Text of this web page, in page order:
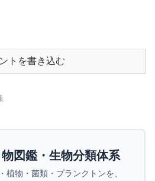
トを書き込む
図鑑・生物分類体系
植物・菌類・プランクトンを、